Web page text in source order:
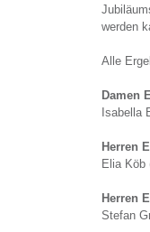
werden
Alle
Damen
Isabella
Herren
Elia Köb
Herren
Stefan